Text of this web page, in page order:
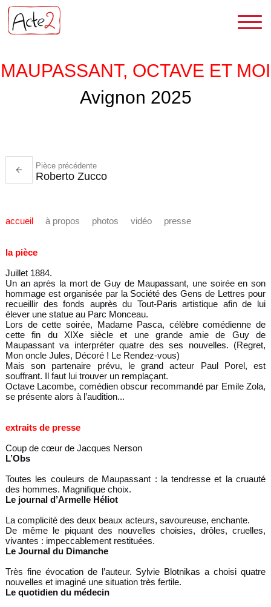
MAUPASSANT, OCTAVE ET MOI
Avignon 2025
Pièce précédente
Roberto Zucco
accueil à propos photos vidéo presse
la pièce
Juillet 1884.
Un an après la mort de Guy de Maupassant, une soirée en son
hommage est organisée par la Société des Gens de Lettres pour
recueillir des fonds auprès du Tout-Paris artistique afin de lui
élever une statue au Parc Monceau.
Lors de cette soirée, Madame Pasca, célèbre comédienne de
cette fin du XIXe siècle et une grande amie de Guy de
Maupassant va interpréter quatre des ses nouvelles. (Regret,
Mon oncle Jules, Décoré ! Le Rendez-vous)
Mais son partenaire prévu, le grand acteur Paul Porel, est
souffrant. Il faut lui trouver un remplaçant.
Octave Lacombe, comédien obscur recommandé par Emile Zola,
se présente alors à l’audition...
extraits de presse
Coup de cœur de Jacques Nerson
L’Obs
Toutes les couleurs de Maupassant : la tendresse et la cruauté
des hommes. Magnifique choix.
Le journal d’Armelle Héliot
La complicité des deux beaux acteurs, savoureuse, enchante.
De même le piquant des nouvelles choisies, drôles, cruelles,
vivantes : impeccablement restituées.
Le Journal du Dimanche
Très fine évocation de l’auteur. Sylvie Blotnikas a choisi quatre
nouvelles et imaginé une situation très fertile.
Le quotidien du médecin